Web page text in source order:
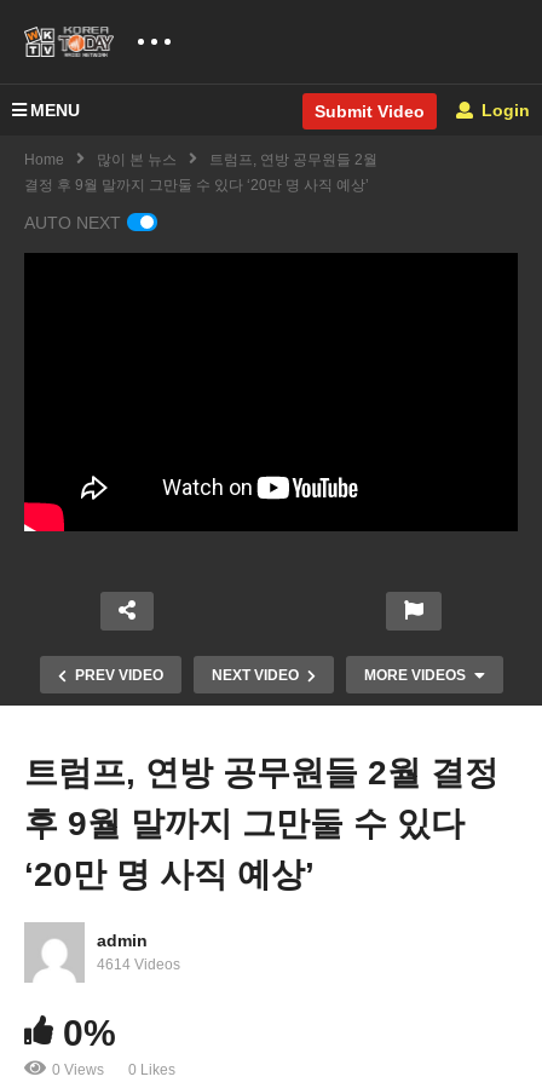
MENU Submit Video Login
Home 많이 본 뉴스
트럼프, 연방 공무원들 2월
결정 후 9월 말까지 그만둘 수 있다 ‘20만 명 사직 예상’
AUTO NEXT
PREV VIDEO NEXT VIDEO MORE VIDEOS
여객기 군 헬기 충돌참사 ‘여객기 이상 조짐 없어 군
헬기 잘못 집중 조사’
트럼프, 연방 공무원들 2월 결정
후 9월 말까지 그만둘 수 있다
‘20만 명 사직 예상’
admin
4614 Videos
0%
0 Views 0 Likes